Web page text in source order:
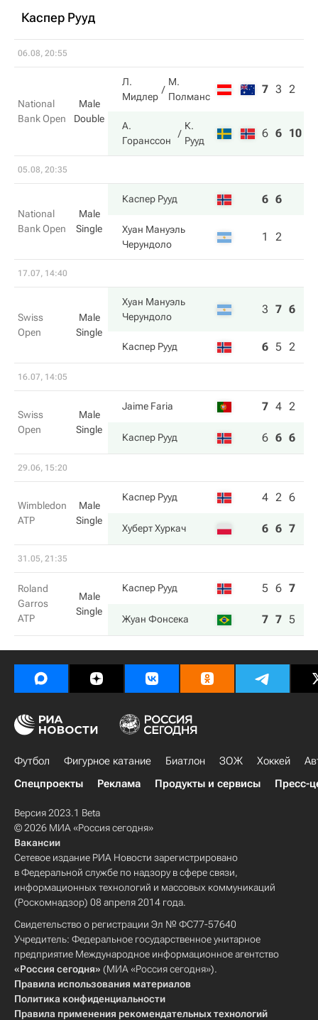
Каспер Рууд
06.08, 20:55
National
Bank Open
Male
Double
Л.
Мидлер
М.
Полманс
7 3 2
А.
Горанссон
К.
Рууд
6 6 10
05.08, 20:35
National
Bank Open
Male
Single
Каспер Рууд 6 6
Хуан Мануэль
Черундоло
1 2
17.07, 14:40
Swiss
Open
Male
Single
Хуан Мануэль
Черундоло
3 7 6
Каспер Рууд 6 5 2
16.07, 14:05
Swiss
Open
Male
Single
Jaime Faria 7 4 2
Каспер Рууд 6 6 6
29.06, 15:20
Wimbledon
ATP
Male
Single
Каспер Рууд 4 2 6
Хуберт Хуркач 6 6 7
31.05, 21:35
Roland
Garros
ATP
Male
Single
Каспер Рууд 5 6 7
Жуан Фонсека 7 7 5
Футбол Фигурное катание Биатлон ЗОЖ Хоккей
Спецпроекты
Реклама Продукты и сервисы Пресс-
Версия 2023.1 Beta
© 2026 МИА «Россия сегодня»
Вакансии
Сетевое издание РИА Новости зарегистрировано
в Федеральной службе по надзору в сфере связи,
информационных технологий и массовых коммуникаций
(Роскомнадзор) 08 апреля 2014 года.
Свидетельство о регистрации Эл № ФС77-57640
Учредитель: Федеральное государственное унитарное
предприятие Международное информационное агентство
«Россия сегодня» (МИА «Россия сегодня»).
Правила использования материалов
Политика конфиденциальности
Правила применения рекомендательных технологий